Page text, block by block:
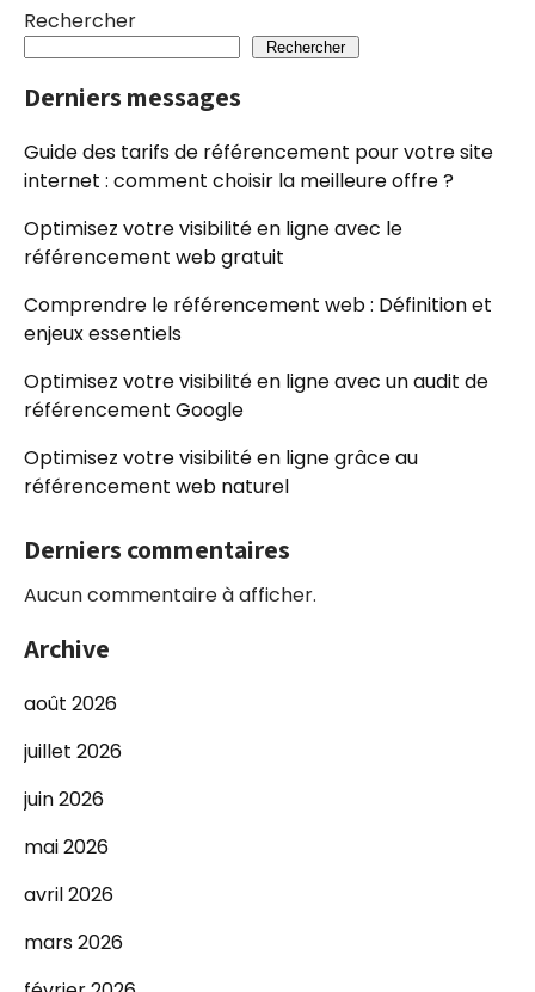
Rechercher
Rechercher
Derniers messages
Guide des tarifs de référencement pour votre site
internet : comment choisir la meilleure offre ?
Optimisez votre visibilité en ligne avec le
référencement web gratuit
Comprendre le référencement web : Définition et
enjeux essentiels
Optimisez votre visibilité en ligne avec un audit de
référencement Google
Optimisez votre visibilité en ligne grâce au
référencement web naturel
Derniers commentaires
Aucun commentaire à afficher.
Archive
août 2026
juillet 2026
juin 2026
mai 2026
avril 2026
mars 2026